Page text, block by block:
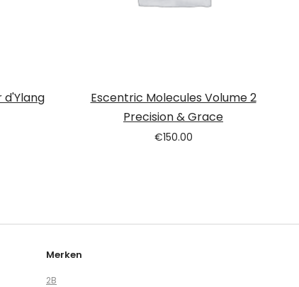
d'Ylang
Escentric Molecules Volume 2
Precision & Grace
€150.00
Merken
2B